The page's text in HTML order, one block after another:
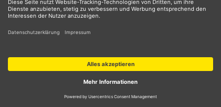
Für die Minipumpe spricht zum einen ihr geringes
Gewicht, sodass man seine Energie beim Training
verbrauchen muss. Zum anderen ist ihre kompakte
einer Satteltasche oder auch in einer Lenkertasche
transportiert werden kann. Manche sind sogar so
klein, dass man sie in der Trikottasche mitnehmen